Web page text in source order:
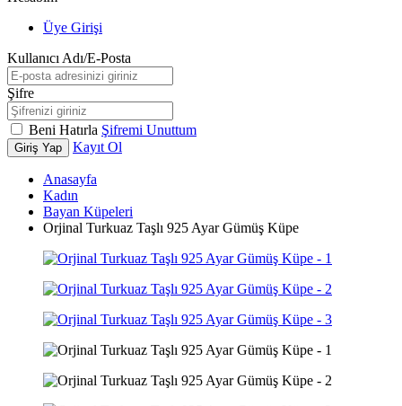
Üye Girişi
Kullanıcı Adı/E-Posta
Şifre
Beni Hatırla Şifremi Unuttum
Giriş Yap Kayıt Ol
Anasayfa
Kadın
Bayan Küpeleri
Orjinal Turkuaz Taşlı 925 Ayar Gümüş Küpe